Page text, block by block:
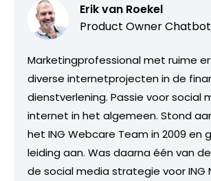
Erik van Roekel
Product Owner Chatbot
Marketingprofessional met ruime
diverse internetprojecten in de
dienstverlening. Passie voor social
internet in het algemeen. Stond
het ING Webcare Team in 2009 en
leiding aan. Was daarna één van
de social media strategie voor ING